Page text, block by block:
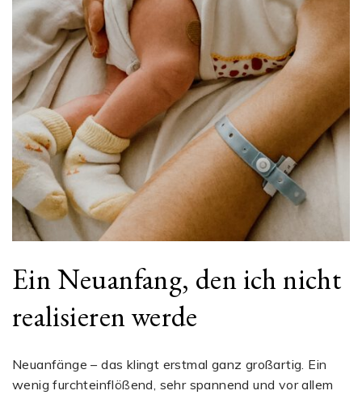
Ein Neuanfang, den ich nicht
realisieren werde
Neuanfänge – das klingt erstmal ganz großartig. Ein
wenig furchteinflößend, sehr spannend und vor allem